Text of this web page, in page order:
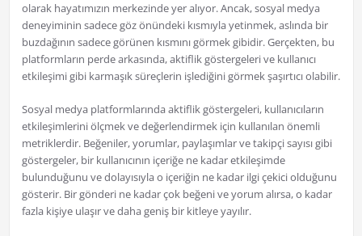
olarak hayatımızın merkezinde yer alıyor. Ancak, sosyal medya
deneyiminin sadece göz önündeki kısmıyla yetinmek, aslında bir
buzdağının sadece görünen kısmını görmek gibidir. Gerçekten, bu
platformların perde arkasında, aktiflik göstergeleri ve kullanıcı
etkileşimi gibi karmaşık süreçlerin işlediğini görmek şaşırtıcı olabilir.
Sosyal medya platformlarında aktiflik göstergeleri, kullanıcıların
etkileşimlerini ölçmek ve değerlendirmek için kullanılan önemli
metriklerdir. Beğeniler, yorumlar, paylaşımlar ve takipçi sayısı gibi
göstergeler, bir kullanıcının içeriğe ne kadar etkileşimde
bulunduğunu ve dolayısıyla o içeriğin ne kadar ilgi çekici olduğunu
gösterir. Bir gönderi ne kadar çok beğeni ve yorum alırsa, o kadar
fazla kişiye ulaşır ve daha geniş bir kitleye yayılır.